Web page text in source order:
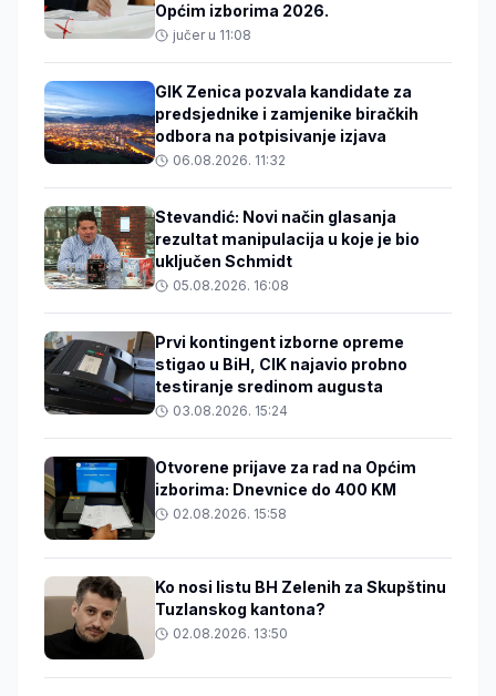
Općim izborima 2026.
jučer u 11:08
GIK Zenica pozvala kandidate za
predsjednike i zamjenike biračkih
odbora na potpisivanje izjava
06.08.2026. 11:32
Stevandić: Novi način glasanja
rezultat manipulacija u koje je bio
uključen Schmidt
05.08.2026. 16:08
Prvi kontingent izborne opreme
stigao u BiH, CIK najavio probno
testiranje sredinom augusta
03.08.2026. 15:24
Otvorene prijave za rad na Općim
izborima: Dnevnice do 400 KM
02.08.2026. 15:58
Ko nosi listu BH Zelenih za Skupštinu
Tuzlanskog kantona?
02.08.2026. 13:50